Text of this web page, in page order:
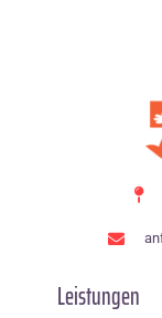
Leistungen